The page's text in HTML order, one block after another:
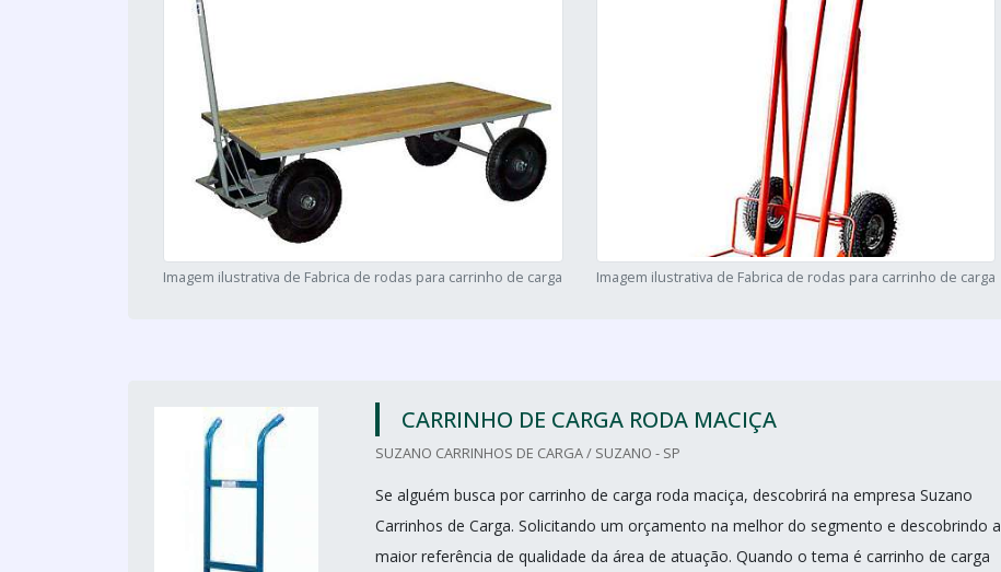
Imagem ilustrativa de Fabrica de rodas para carrinho de carga Imagem ilustrativa de Fabrica de rodas para carrinho de carga
CARRINHO DE CARGA RODA MACIÇA
SUZANO CARRINHOS DE CARGA / SUZANO - SP
Se alguém busca por carrinho de carga roda maciça, descobrirá na empresa Suzano
Carrinhos de Carga. Solicitando um orçamento na melhor do segmento e descobrindo a
maior referência de qualidade da área de atuação. Quando o tema é carrinho de carga